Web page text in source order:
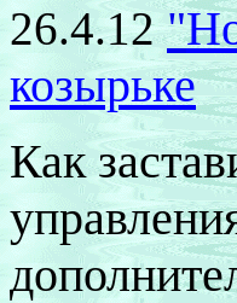
26.4.12"
козырьке
Как